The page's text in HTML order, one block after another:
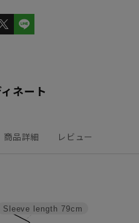
ネート
商品詳細 レビュー
Sleeve length 79cm